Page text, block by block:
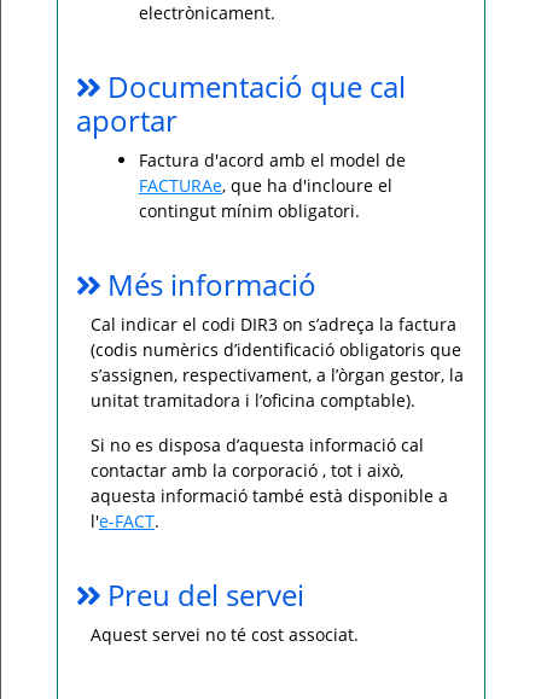
electrònicament.
Documentació que cal
aportar
Factura d'acord amb el model de
FACTURAe, que ha d'incloure el
contingut mínim obligatori.
Més informació
Cal indicar el codi DIR3 on s’adreça la factura
(codis numèrics d’identificació obligatoris que
s’assignen, respectivament, a l’òrgan gestor, la
unitat tramitadora i l’oficina comptable).
Si no es disposa d’aquesta informació cal
contactar amb la corporació , tot i això,
aquesta informació també està disponible a
l'e-FACT.
Preu del servei
Aquest servei no té cost associat.